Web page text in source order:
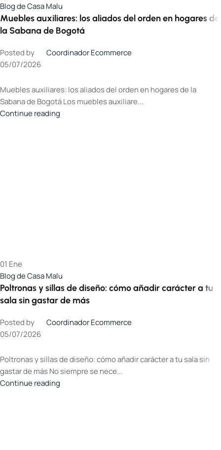
Blog de Casa Malu
Muebles auxiliares: los aliados del orden en hogares de
la Sabana de Bogotá
Posted by
Coordinador Ecommerce
05/07/2026
Muebles auxiliares: los aliados del orden en hogares de la
Sabana de Bogotá Los muebles auxiliare...
Continue reading
01 Ene
Blog de Casa Malu
Poltronas y sillas de diseño: cómo añadir carácter a tu
sala sin gastar de más
Posted by
Coordinador Ecommerce
05/07/2026
Poltronas y sillas de diseño: cómo añadir carácter a tu sala sin
gastar de más No siempre se nece...
Continue reading